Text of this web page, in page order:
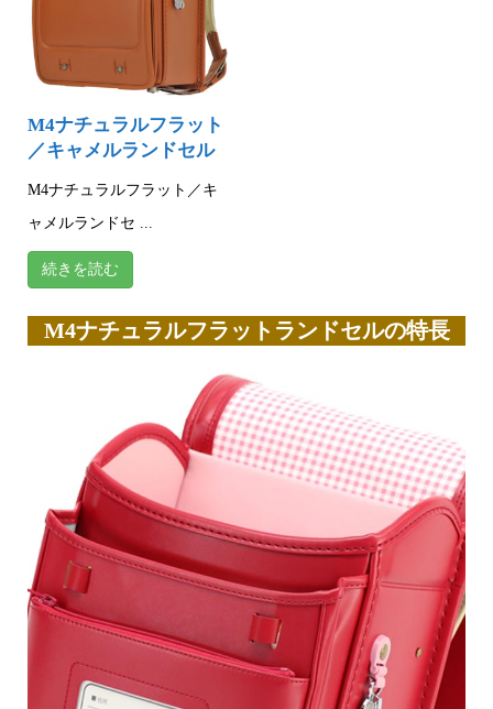
M4ナチュラルフラット
／キャメルランドセル
M4ナチュラルフラット／キ
ャメルランドセ ...
続きを読む
M4ナチュラルフラットランドセルの特長